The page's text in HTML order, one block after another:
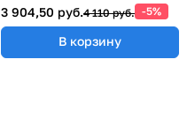
3 904,50 руб.4 110 руб. -5%
В корзину